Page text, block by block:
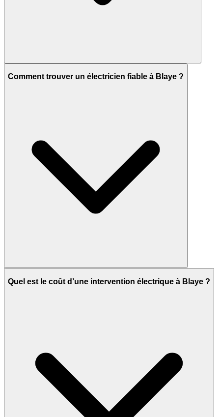
Comment trouver un électricien fiable à Blaye ?
Quel est le coût d’une intervention électrique à Blaye ?